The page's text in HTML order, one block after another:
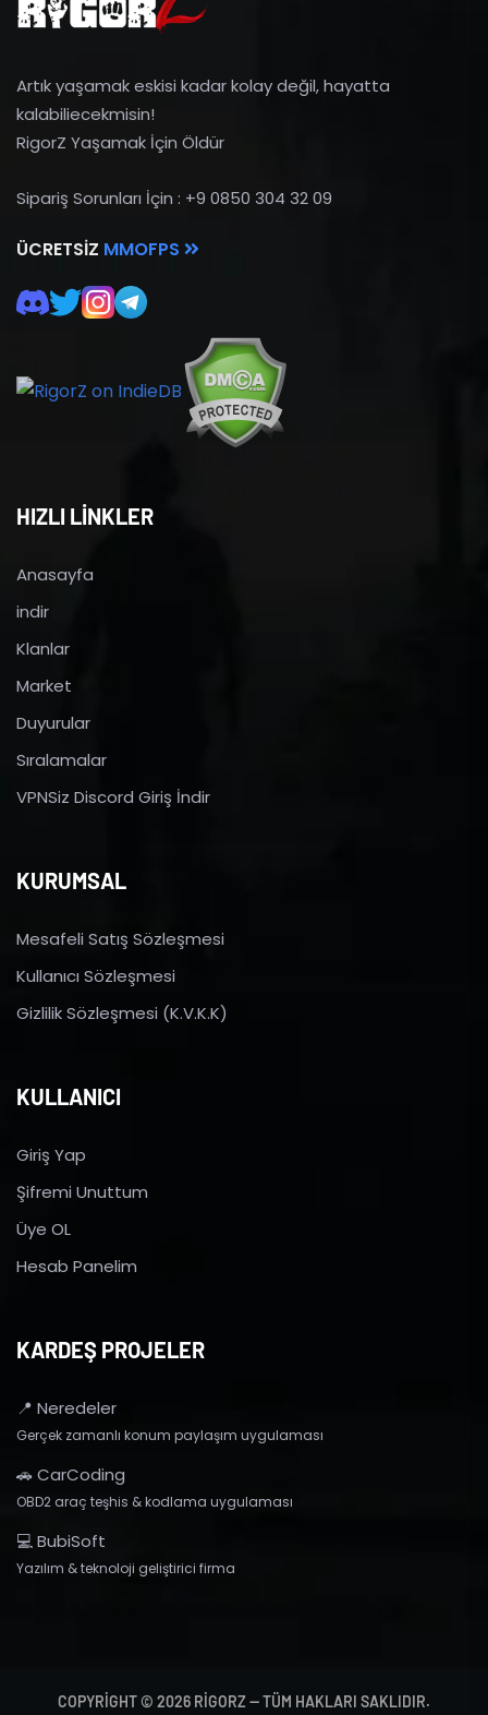
Artık yaşamak eskisi kadar kolay değil, hayatta
kalabiliecekmisin!
RigorZ Yaşamak İçin Öldür
Sipariş Sorunları İçin : +9 0850 304 32 09
ÜCRETSIZ MMOFPS
HIZLI LİNKLER
Anasayfa
indir
Klanlar
Market
Duyurular
Sıralamalar
VPNSiz Discord Giriş İndir
KURUMSAL
Mesafeli Satış Sözleşmesi
Kullanıcı Sözleşmesi
Gizlilik Sözleşmesi (K.V.K.K)
KULLANICI
Giriş Yap
Şifremi Unuttum
Üye OL
Hesab Panelim
KARDEŞ PROJELER
📍 Neredeler
Gerçek zamanlı konum paylaşım uygulaması
🚗 CarCoding
OBD2 araç teşhis & kodlama uygulaması
💻 BubiSoft
Yazılım & teknoloji geliştirici firma
COPYRIGHT © 2026 RIGORZ — TÜM HAKLARI SAKLIDIR.